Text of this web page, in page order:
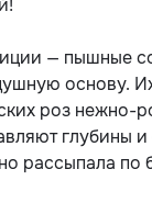
— пышные
основу.
роз нежно-
глубины
рассыпала по